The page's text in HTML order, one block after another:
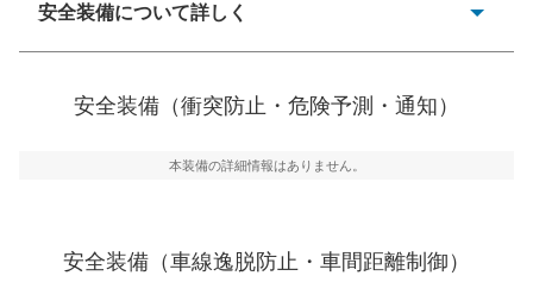
安全装備について詳しく
ーキアシスト、ABSなどが装備されています。
車線逸脱防止
車線のはみだしやふらつきを防止するためにレーンキー
安全装備（衝突防止・危険予測・通知）
本装備の詳細情報はありません。
安全装備（車線逸脱防止・車間距離制御）